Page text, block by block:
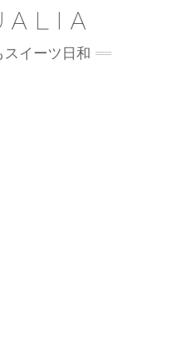
イーツ日和